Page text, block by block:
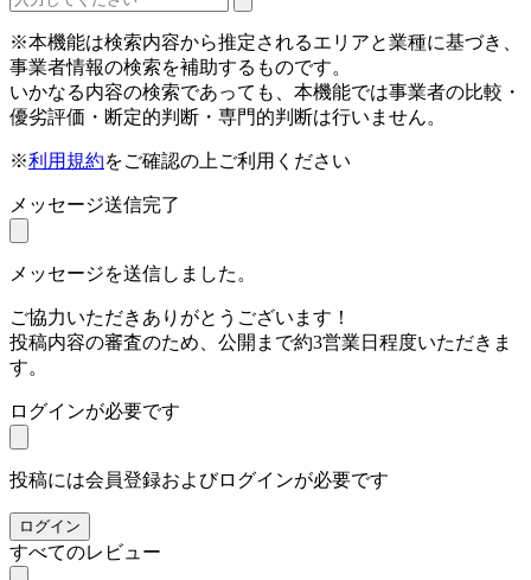
※本機能は検索内容から推定されるエリアと業種に基づき、
事業者情報の検索を補助するものです。
いかなる内容の検索であっても、本機能では事業者の比較・
優劣評価・断定的判断・専門的判断は行いません。
※利用規約をご確認の上ご利用ください
メッセージ送信完了
メッセージを送信しました。
ご協力いただきありがとうございます！
投稿内容の審査のため、公開まで約3営業日程度いただきま
す。
ログインが必要です
投稿には会員登録およびログインが必要です
ログイン
すべてのレビュー